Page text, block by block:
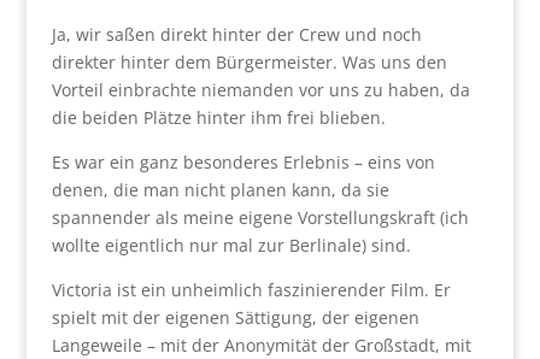
Ja, wir saßen direkt hinter der Crew und noch
direkter hinter dem Bürgermeister. Was uns den
Vorteil einbrachte niemanden vor uns zu haben, da
die beiden Plätze hinter ihm frei blieben.
Es war ein ganz besonderes Erlebnis – eins von
denen, die man nicht planen kann, da sie
spannender als meine eigene Vorstellungskraft (ich
wollte eigentlich nur mal zur Berlinale) sind.
Victoria ist ein unheimlich faszinierender Film. Er
spielt mit der eigenen Sättigung, der eigenen
Langeweile – mit der Anonymität der Großstadt, mit